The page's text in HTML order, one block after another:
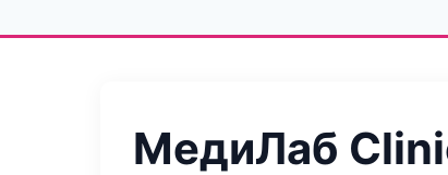
МедиЛаб